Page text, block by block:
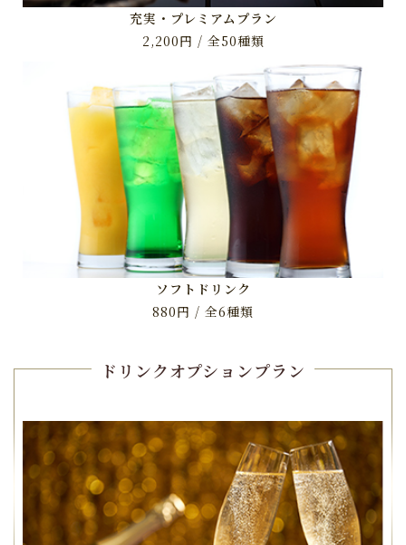
充実・プレミアムプラン
2,200円 / 全50種類
ソフトドリンク
880円 / 全6種類
ドリンクオプションプラン